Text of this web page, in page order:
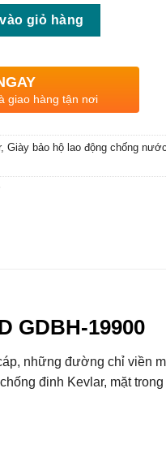
giỏ hàng
giao hàng tận nơi
, Giày bảo hộ lao động chống nước
GDBH-19900
những đường chỉ viền
đinh Kevlar, mặt trong